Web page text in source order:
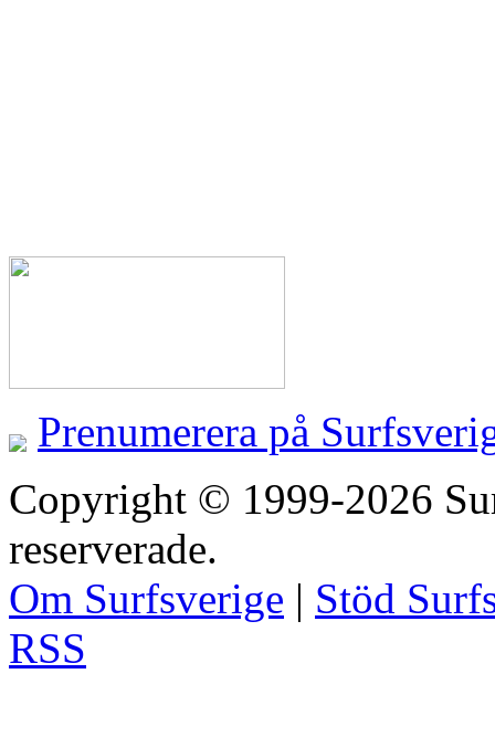
Prenumerera på
Copyright © 1999-2026
reserverade.
Om Surfsverige | Stöd
RSS